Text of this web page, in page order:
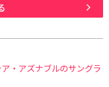
・アズナブルのサングラ